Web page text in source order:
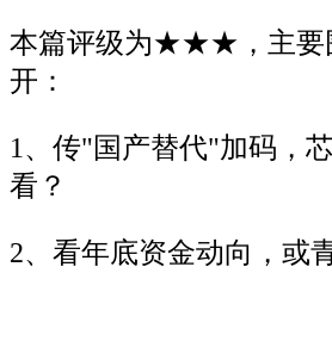
本篇评级为★★★，主要
开：
1、传"国产替代"加码，
看？
2、看年底资金动向，或